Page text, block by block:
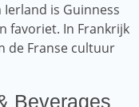
is Guinness
favoriet. In Frankrijk
de Franse cultuur
Beverages